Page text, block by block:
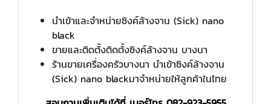
นำเข้าและจำหน่ายซิงค์ล้างจาน (Sick) nano
black
ขายและติดตั้งติดตั้งซิงค์ล้างจาน บางนา
ร้านขายเครื่องครัวบางนา นำเข้าซิงค์ล้างจาน
(Sick) nano blackมาจำหน่ายให้ลูกค้าในไทย